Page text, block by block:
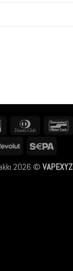
Discover
Dinners
Revolut
2026 © VAPEXYZ